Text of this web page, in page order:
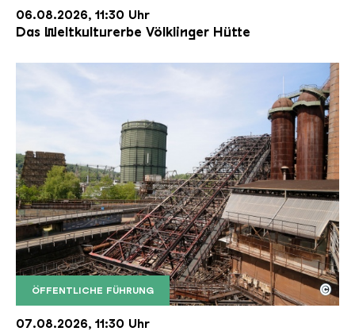
06.08.2026, 11:30 Uhr
Das Weltkulturerbe Völklinger Hütte
ÖFFENTLICHE FÜHRUNG
Der Erzschrägaufzug der Völklinger Hütte mit
Copyright: Weltkulturerbe Völklinger Hütte | Karl
©
07.08.2026, 11:30 Uhr